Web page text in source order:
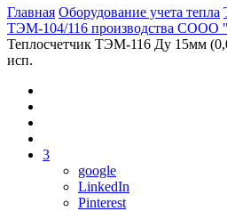
Главная Оборудование учета тепла
ТЭМ-104/116 производства
Теплосчетчик ТЭМ-116 Ду 15мм
исп.
3
google
LinkedIn
Pinterest